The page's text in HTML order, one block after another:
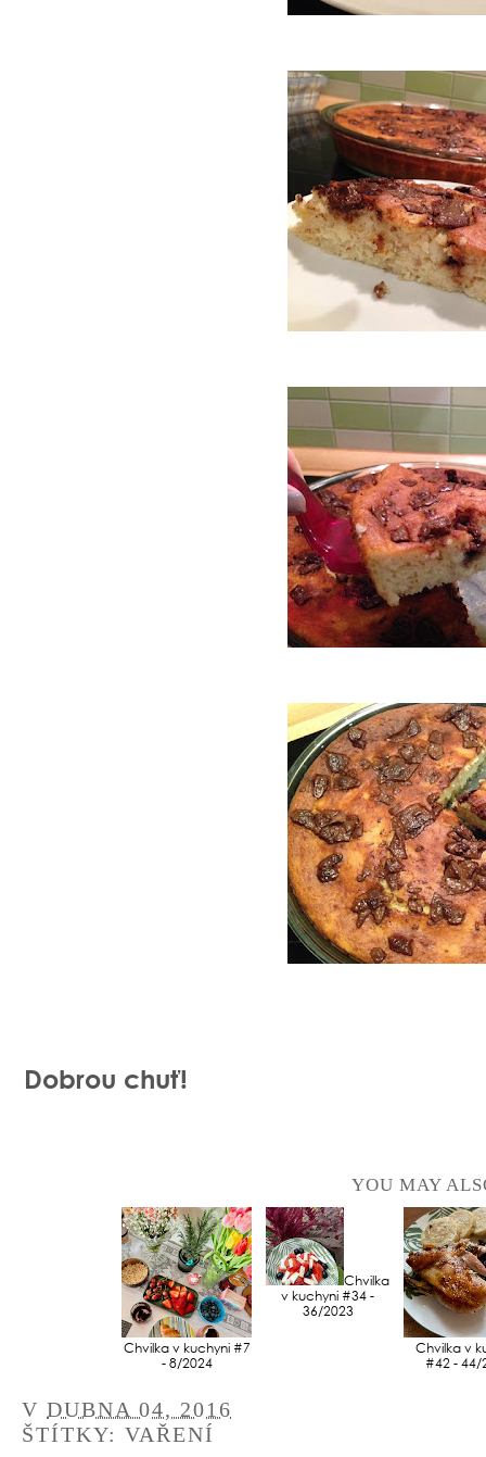
Dobrou chuť!
YOU MAY
Chvilka v kuchyni #7
- 8/2024
Chvilka
v kuchyni #34 -
36/2023
Chvilka v
#42 - 44/
V DUBNA 04, 2016
ŠTÍTKY: VAŘENÍ